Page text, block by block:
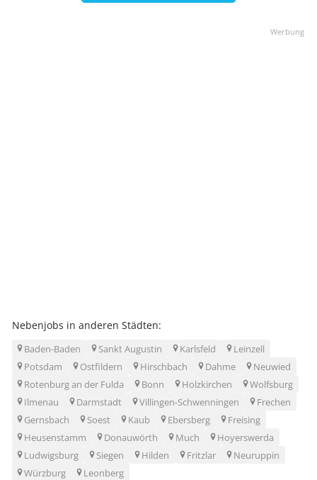
Nebenjobs in anderen Städten:
Baden-Baden Sankt Augustin Karlsfeld
Leinzell
Potsdam
Ostfildern Hirschbach Dahme
Neuwied
Rotenburg an der Fulda
Bonn Holzkirchen
Wolfsburg
Ilmenau
Darmstadt Villingen-Schwenningen
Frechen
Gernsbach
Soest Kaub Ebersberg
Freising
Heusenstamm
Donauwörth Much
Hoyerswerda
Ludwigsburg
Siegen Hilden Fritzlar
Neuruppin
Würzburg
Leonberg